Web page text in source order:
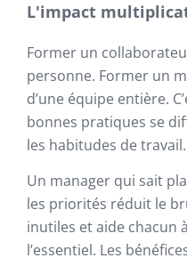
L'impact
Former un
personne. Former un
d’une équipe entière.
bonnes pratiques se
les habitudes de travail.
Un manager qui sait
les priorités réduit le
inutiles et aide chacun
l’essentiel. Les